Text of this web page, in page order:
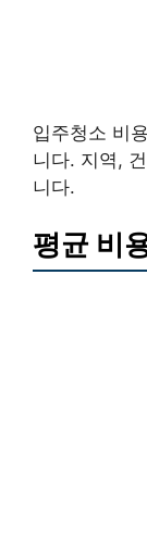
입주청소 비
니다. 지역,
니다.
평균 비